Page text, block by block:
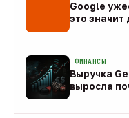
Google
это
ФИНАНСЫ
Выручка
выросла